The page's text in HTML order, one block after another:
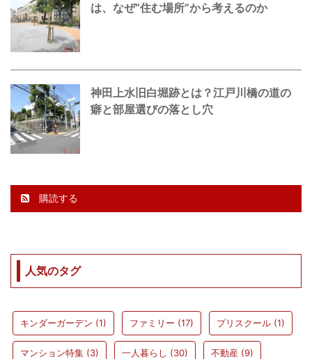
は、なぜ“住む場所”から考えるのか
神田上水旧白堀跡とは？江戸川橋の道の
癖と部屋選びの落とし穴
購読する
人気のタグ
キンダーガーデン (1) ファミリー (17) プリスクール (1)
マンション特集 (3) 一人暮らし (30) 不動産 (9)